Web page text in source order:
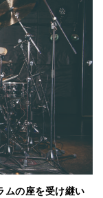
ムの座を受け継い